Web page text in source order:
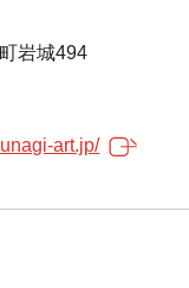
岩城494
art.jp/